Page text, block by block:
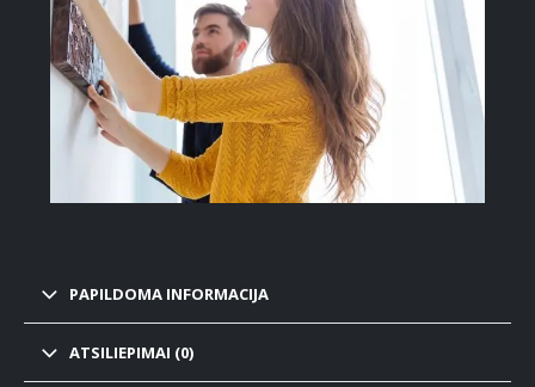
PAPILDOMA INFORMACIJA
ATSILIEPIMAI (0)